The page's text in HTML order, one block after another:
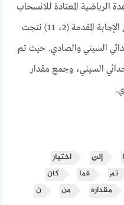
الرياضية المعتادة للانسحاب
لليسار وللأسفل تتضمن الطرح، إلا أن الإجابة المقدمة (2، 11) نتجت
السيني والصادي. حيث تم
السيني، وجمع مقدار
إلى
اختيار
تم فما
كان
مقداره من
ن